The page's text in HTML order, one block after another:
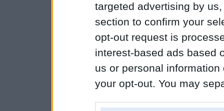
targeted advertising by
section to confirm your
opt-out request is
interest-based ads based
us or personal
your opt-out. You may